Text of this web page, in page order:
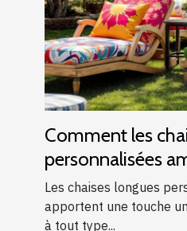
Comment les
personnalisées
les événements ?
Les chaises longues
apportent une touche
à tout type...